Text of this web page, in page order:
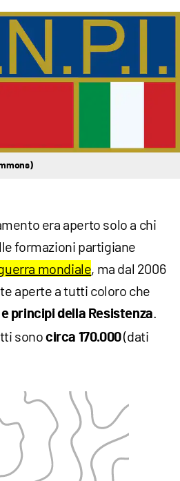
era aperto solo a chi
formazioni partigiane
mondiale, ma dal 2006
aperte a tutti coloro che
principi della Resistenza
sonocirca 170.000(dati